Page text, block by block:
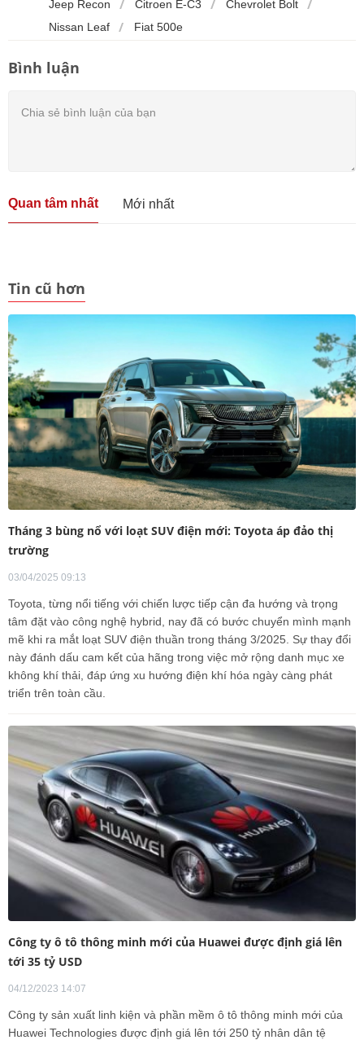
Jeep Recon Citroen E-C3
Chevrolet Bolt
Nissan Leaf
Fiat 500e
Bình luận
Quan tâm nhất Mới nhất
Tin cũ hơn
Tháng 3 bùng nổ với loạt SUV điện mới: Toyota áp đảo thị
trường
03/04/2025 09:13
Toyota, từng nổi tiếng với chiến lược tiếp cận đa hướng và trọng
tâm đặt vào công nghệ hybrid, nay đã có bước chuyển mình mạnh
mẽ khi ra mắt loạt SUV điện thuần trong tháng 3/2025. Sự thay đổi
này đánh dấu cam kết của hãng trong việc mở rộng danh mục xe
không khí thải, đáp ứng xu hướng điện khí hóa ngày càng phát
triển trên toàn cầu.
Công ty ô tô thông minh mới của Huawei được định giá lên
tới 35 tỷ USD
04/12/2023 14:07
Công ty sản xuất linh kiện và phần mềm ô tô thông minh mới của
Huawei Technologies được định giá lên tới 250 tỷ nhân dân tệ